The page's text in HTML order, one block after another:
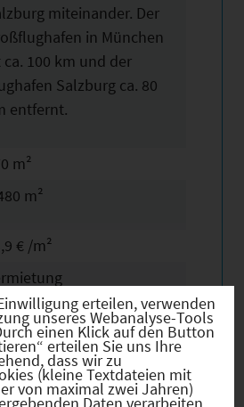
miteinander. Der
in München
ca. 100 km und der
Salzburg ca. 80
entfernt.
m²
m²
€ /m²
Link zur
erteilen, verwenden
unseres Webanalyse-Tools
einen Klick auf den Button
erteilen Sie uns Ihre
dass wir zu
(kleine Textdateien mit
von maximal zwei Jahren)